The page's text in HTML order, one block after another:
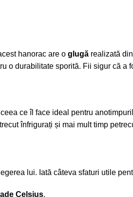
hanorac are o glugă realizată
o durabilitate sporită. Fii sigur că
ceea ce îl face ideal pentru
înfrigurați și mai mult timp
lui. Iată câteva sfaturi utile
Celsius.